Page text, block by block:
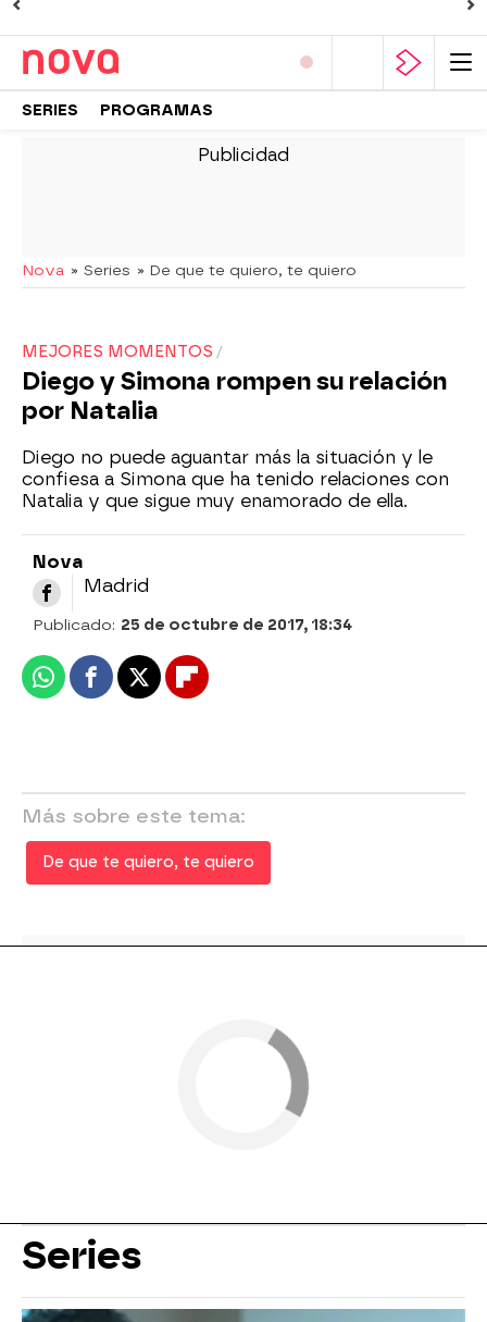
SERIES PROGRAMAS
Nova » Series » De que te quiero, te quiero
MEJORES MOMENTOS
Diego y Simona rompen su relación
por Natalia
Diego no puede aguantar más la situación y le
confiesa a Simona que ha tenido relaciones con
Natalia y que sigue muy enamorado de ella.
Nova
Madrid
Publicado: 25 de octubre de 2017, 18:34
WhatsappFacebook
X Flipboard
Más sobre este tema:
De que te quiero, te quiero
Series